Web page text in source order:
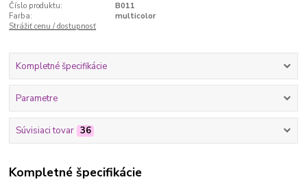
Číslo produktu:
B011
Farba:
multicolor
Strážiť cenu / dostupnosť
Kompletné špecifikácie
Parametre
Súvisiaci tovar 36
Kompletné špecifikácie